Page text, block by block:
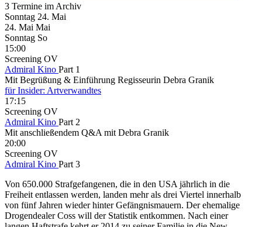
3 Termine im Archiv
Sonntag 24. Mai
24. Mai Mai
Sonntag So
15:00
Screening OV
Admiral Kino Part 1
Mit Begrüßung & Einführung Regisseurin Debra Granik
für Insider: Artverwandtes
17:15
Screening OV
Admiral Kino Part 2
Mit anschließendem Q&A mit Debra Granik
20:00
Screening OV
Admiral Kino Part 3
Von 650.000 Strafgefangenen, die in den USA jährlich in die
Freiheit entlassen werden, landen mehr als drei Viertel innerhalb
von fünf Jahren wieder hinter Gefängnismauern. Der ehemalige
Drogendealer Coss will der Statistik entkommen. Nach einer